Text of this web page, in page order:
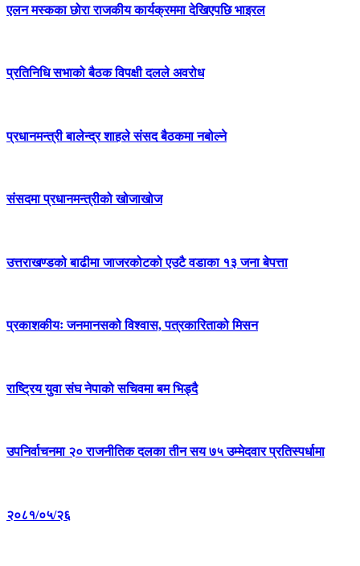
एलन मस्कका छोरा राजकीय कार्यक्रममा देखिएपछि भाइरल
प्रतिनिधि सभाको बैठक विपक्षी दलले अवरोध
प्रधानमन्त्री बालेन्द्र शाहले संसद बैठकमा नबोल्ने
संसदमा प्रधानमन्त्रीको खोजाखोज
उत्तराखण्डको बाढीमा जाजरकोटको एउटै वडाका १३ जना बेपत्ता
प्रकाशकीयः जनमानसको विश्वास, पत्रकारिताको मिसन
राष्ट्रिय युवा संघ नेपाको सचिवमा बम भिड्दै
उपनिर्वाचनमा २० राजनीतिक दलका तीन सय ७५ उम्मेदवार प्रतिस्पर्धामा
२०८१/०५/२६